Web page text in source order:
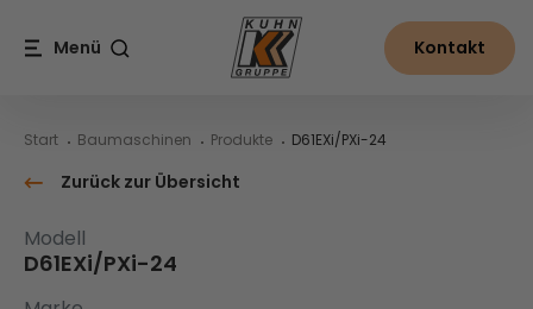
Menü Kontakt
Start Baumaschinen Produkte D61EXi/PXi-24
Zurück zur Übersicht
Modell
D61EXi/PXi-24